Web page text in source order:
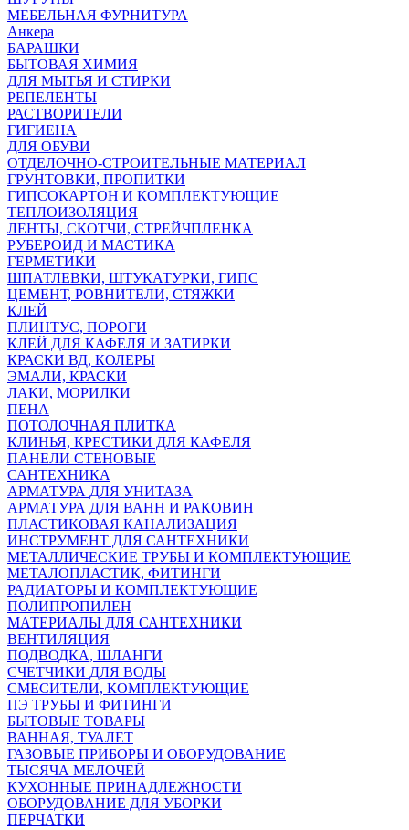
МЕБЕЛЬНАЯ ФУРНИТУРА
Анкера
БАРАШКИ
БЫТОВАЯ ХИМИЯ
ДЛЯ МЫТЬЯ И СТИРКИ
РЕПЕЛЕНТЫ
РАСТВОРИТЕЛИ
ГИГИЕНА
ДЛЯ ОБУВИ
ОТДЕЛОЧНО-СТРОИТЕЛЬНЫЕ МАТЕРИАЛ
ГРУНТОВКИ, ПРОПИТКИ
ГИПСОКАРТОН И КОМПЛЕКТУЮЩИЕ
ТЕПЛОИЗОЛЯЦИЯ
ЛЕНТЫ, СКОТЧИ, СТРЕЙЧПЛЕНКА
РУБЕРОИД И МАСТИКА
ГЕРМЕТИКИ
ШПАТЛЕВКИ, ШТУКАТУРКИ, ГИПС
ЦЕМЕНТ, РОВНИТЕЛИ, СТЯЖКИ
КЛЕЙ
ПЛИНТУС, ПОРОГИ
КЛЕЙ ДЛЯ КАФЕЛЯ И ЗАТИРКИ
КРАСКИ ВД, КОЛЕРЫ
ЭМАЛИ, КРАСКИ
ЛАКИ, МОРИЛКИ
ПЕНА
ПОТОЛОЧНАЯ ПЛИТКА
КЛИНЬЯ, КРЕСТИКИ ДЛЯ КАФЕЛЯ
ПАНЕЛИ СТЕНОВЫЕ
САНТЕХНИКА
АРМАТУРА ДЛЯ УНИТАЗА
АРМАТУРА ДЛЯ ВАНН И РАКОВИН
ПЛАСТИКОВАЯ КАНАЛИЗАЦИЯ
ИНСТРУМЕНТ ДЛЯ САНТЕХНИКИ
МЕТАЛЛИЧЕСКИЕ ТРУБЫ И КОМПЛЕКТУЮЩИЕ
МЕТАЛОПЛАСТИК, ФИТИНГИ
РАДИАТОРЫ И КОМПЛЕКТУЮЩИЕ
ПОЛИПРОПИЛЕН
МАТЕРИАЛЫ ДЛЯ САНТЕХНИКИ
ВЕНТИЛЯЦИЯ
ПОДВОДКА, ШЛАНГИ
СЧЕТЧИКИ ДЛЯ ВОДЫ
СМЕСИТЕЛИ, КОМПЛЕКТУЮЩИЕ
ПЭ ТРУБЫ И ФИТИНГИ
БЫТОВЫЕ ТОВАРЫ
ВАННАЯ, ТУАЛЕТ
ГАЗОВЫЕ ПРИБОРЫ И ОБОРУДОВАНИЕ
ТЫСЯЧА МЕЛОЧЕЙ
КУХОННЫЕ ПРИНАДЛЕЖНОСТИ
ОБОРУДОВАНИЕ ДЛЯ УБОРКИ
ПЕРЧАТКИ